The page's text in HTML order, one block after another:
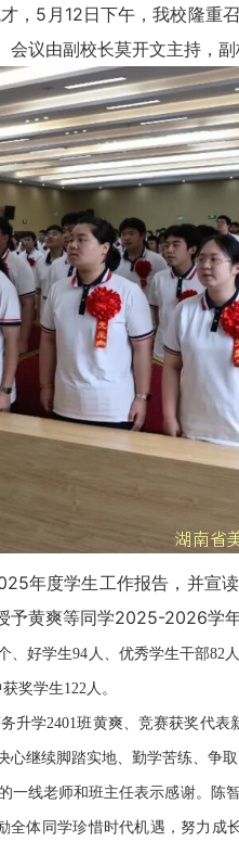
5月12日下午，我校隆重
议由副校长莫开文主持，副
度学生工作报告，并宣
予黄爽等同学2025-2026
、好学生94人、优秀学生干部82
奖学生122人。
学2401班黄爽、竞赛获奖代表
继续脚踏实地、勤学苦练、争取
线老师和班主任表示感谢。陈
体同学珍惜时代机遇，努力